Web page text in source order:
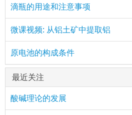
滴瓶的用途和注意事项
微课视频: 从铝土矿中提取铝
原电池的构成条件
最近关注
酸碱理论的发展